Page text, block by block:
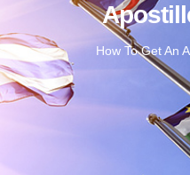
How To Get An